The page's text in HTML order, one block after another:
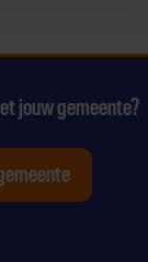
jouw gemeente?